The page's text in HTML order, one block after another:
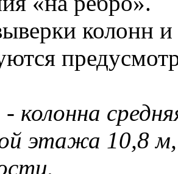
колонн
- колонна
этажа 10,8